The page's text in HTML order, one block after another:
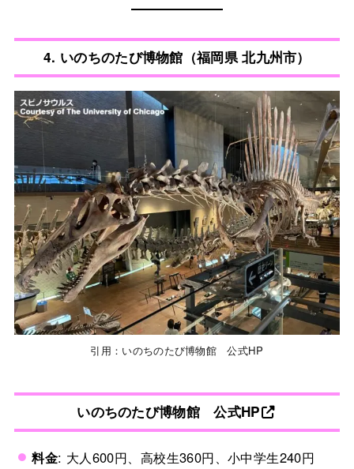
4. いのちのたび博物館（福岡県 北九州市）
引用：いのちのたび博物館 公式HP
いのちのたび博物館 公式HP
料金: 大人600円、高校生360円、小中学生240円